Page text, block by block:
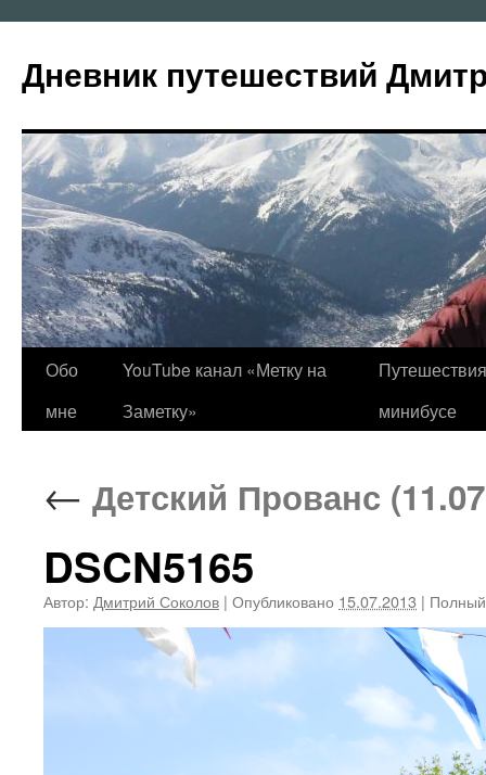
содержимому
Дневник путешествий
Обо
мне
YouTube канал «Метку на
Заметку»
минибусе
← Детский Прованс
DSCN5165
Автор: Дмитрий Соколов | Опубликовано 15.07.2013 |